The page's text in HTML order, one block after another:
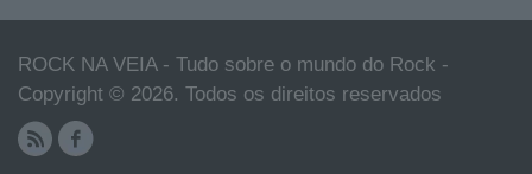
ROCK NA VEIA - Tudo sobre o mundo do Rock -
Copyright © 2026. Todos os direitos reservados